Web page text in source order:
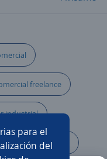
para el
del
freelance
industrial
Vendedor campo